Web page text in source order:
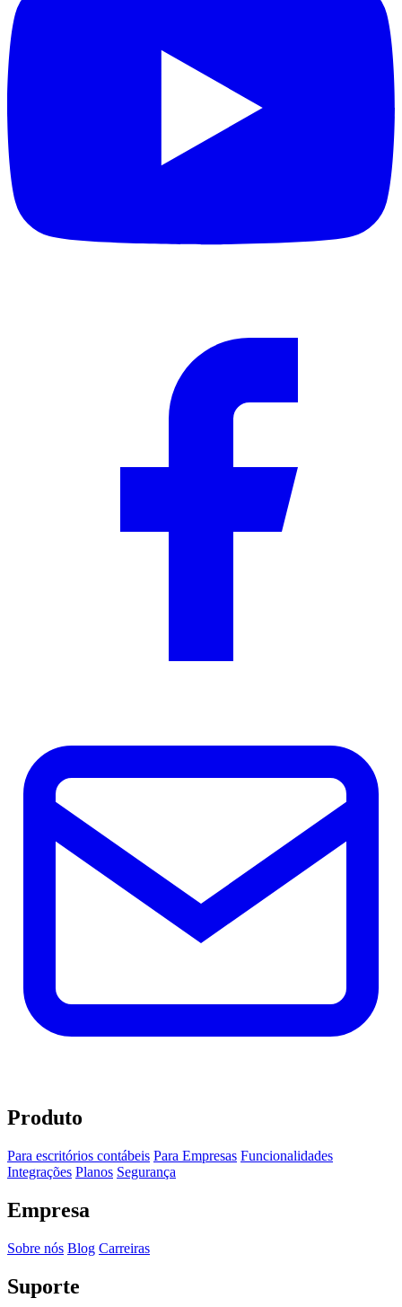
Produto
Para escritórios contábeis Para Empresas Funcionalidades
Integrações Planos Segurança
Empresa
Sobre nós Blog Carreiras
Suporte